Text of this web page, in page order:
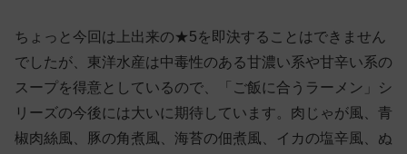
ちょっと今回は上出来の★5を即決することはできません
でしたが、東洋水産は中毒性のある甘濃い系や甘辛い系の
スープを得意としているので、「ご飯に合うラーメン」シ
リーズの今後には大いに期待しています。肉じゃが風、青
椒肉絲風、豚の角煮風、海苔の佃煮風、イカの塩辛風、ぬ